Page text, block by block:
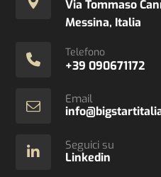
Via Tommaso
Messina, Italia
Telefono
+39 090671172
Email
Seguici su
Linkedin